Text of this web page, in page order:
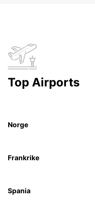
Top Airports
Norge
Frankrike
Spania